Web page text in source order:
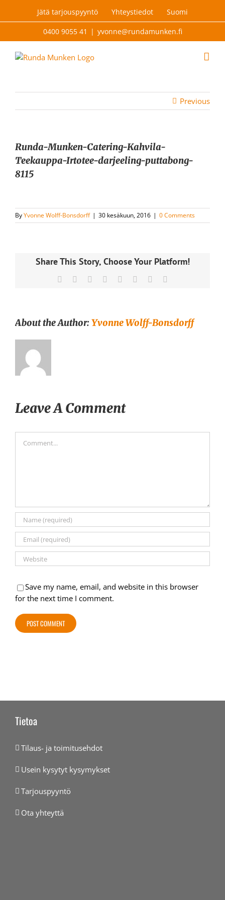
Jätä tarjouspyyntö Yhteystiedot Suomi
0400 9055 41 | yvonne@rundamunken.fi
Previous
Runda-Munken-Catering-Kahvila-
Teekauppa-Irtotee-darjeeling-puttabong-
8115
ByYvonne Wolff-Bonsdorff | 30 kesäkuun, 2016 | 0 Comments
Share This Story, Choose Your Platform!
Facebook Reddit LinkedIn
TumblrPinterest
About the Author:Yvonne Wolff-Bonsdorff
Leave A Comment
Save my name, email, and website in this browser
for the next time I comment.
Tietoa
Tilaus- ja toimitusehdot
Usein kysytyt kysymykset
Tarjouspyyntö
Ota yhteyttä